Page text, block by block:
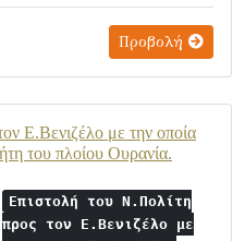
Προβολή
Ε.Βενιζέλο με την οποία
του πλοίου Ουρανία.
Επιστολή του Ν.Πολίτη
προς τον Ε.Βενιζέλο με